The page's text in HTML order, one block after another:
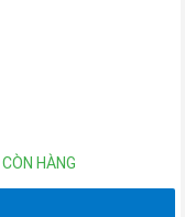
CÒN HÀNG